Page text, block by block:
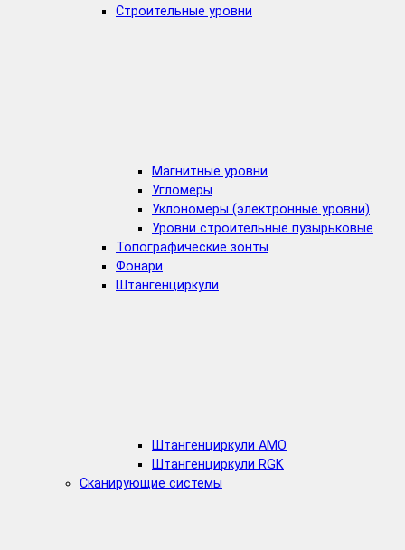
Строительные уровни
Магнитные уровни
Угломеры
Уклономеры (электронные уровни)
Уровни строительные пузырьковые
Топографические зонты
Фонари
Штангенциркули
Штангенциркули AMO
Штангенциркули RGK
Сканирующие системы